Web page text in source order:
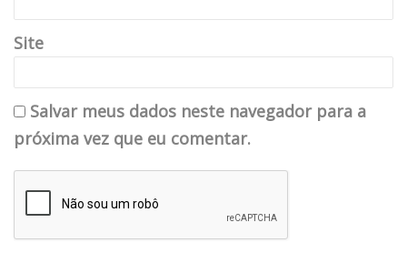
Site
Salvar meus dados neste navegador para a
próxima vez que eu comentar.